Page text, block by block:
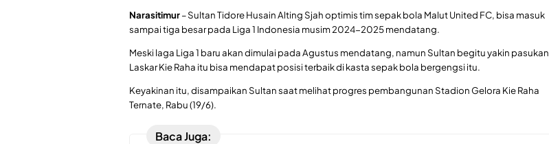
Narasitimur– Sultan Tidore Husain Alting Sjah optimis tim sepak bola Malut United FC, bisa masuk
sampai tiga besar pada Liga 1 Indonesia musim 2024-2025 mendatang.
Meski laga Liga 1 baru akan dimulai pada Agustus mendatang, namun Sultan begitu yakin pasukan
Laskar Kie Raha itu bisa mendapat posisi terbaik di kasta sepak bola bergengsi itu.
Keyakinan itu, disampaikan Sultan saat melihat progres pembangunan Stadion Gelora Kie Raha
Ternate, Rabu (19/6).
Baca Juga: